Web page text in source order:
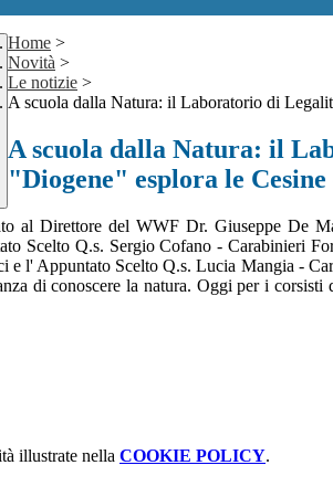
Home >
Novità >
Le notizie >
A scuola dalla Natura: il Laboratorio di
A scuola dalla Natura: il
"Diogene" esplora le Cesine
al Direttore del WWF Dr. Giuseppe De
Scelto Q.s. Sergio Cofano - Carabinieri
l' Appuntato Scelto Q.s. Lucia Mangia -
di conoscere la natura. Oggi per i
illustrate nella COOKIE POLICY.